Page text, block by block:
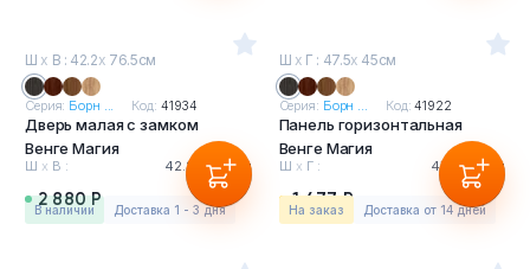
Ш х В : 42.2х 76.5см
Серия: Борн ... Код: 41934
Дверь малая с замком
Венге Магия
Ш х В : 42.2 76.5см
2 880 Р
в наличии Доставка 1 - 3 дня
Ш х Г : 47.5х 45см
Серия: Борн ... Код:41922
Панель горизонтальная
Венге Магия
Ш х Г : 47.5 х45см
1 477 Р
На заказ Доставка от 14 дней